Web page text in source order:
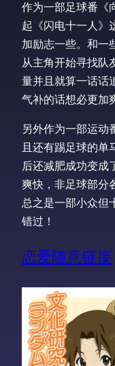
作为一部足球番《
起《闪电十一人》
加励志一些。和一
从主角开始寻找队
量并且就算一话话
气补的话想必更加
另外作为一部运动
且还有踢足球的单
后还减肥成功变成
爽快，非足球部分
总之是一部小众但
错过！
恋爱随意链接